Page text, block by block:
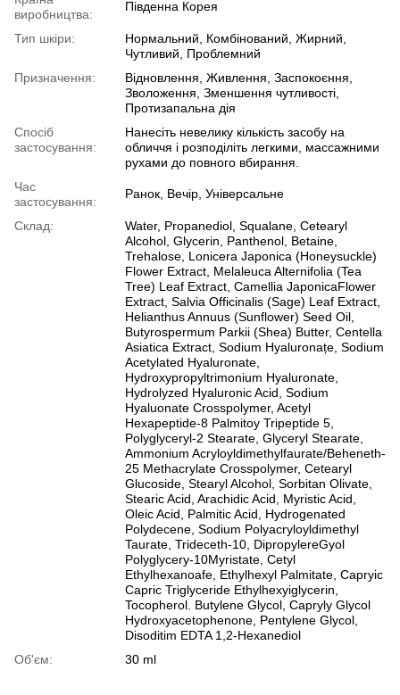
виробництва:
Південна Корея
Тип шкіри:
Нормальний, Комбінований, Жирний,
Чутливий, Проблемний
Призначення:
Відновлення, Живлення, Заспокоєння,
Зволоження, Зменшення чутливості,
Протизапальна дія
Спосіб
застосування:
Нанесіть невелику кількість засобу на
обличчя і розподіліть легкими, массажними
рухами до повного вбирання.
Час
застосування:
Ранок, Вечір, Універсальне
Склад:
Water, Propanediol, Squalane, Cetearyl
Alcohol, Glycerin, Panthenol, Betaine,
Trehalose, Lonicera Japonica (Honeysuckle)
Flower Extract, Melaleuca Alternifolia (Tea
Tree) Leaf Extract, Camellia JaponicaFlower
Extract, Salvia Officinalis (Sage) Leaf Extract,
Helianthus Annuus (Sunflower) Seed Oil,
Butyrospermum Parkii (Shea) Butter, Centella
Asiatica Extract, Sodium Hyaluronațe, Sodium
Acetylated Hyaluronate,
Hydroxypropyltrimonium Hyaluronate,
Hydrolyzed Hyaluronic Acid, Sodium
Hyaluonate Crosspolymer, Acetyl
Hexapeptide-8 Palmitoy Tripeptide 5,
Polyglyceryl-2 Stearate, Glyceryl Stearate,
Ammonium Acryloyldimethylfaurate/Beheneth-
25 Methacrylate Crosspolymer, Cetearyl
Glucoside, Stearyl Alcohol, Sorbitan Olivate,
Stearic Acid, Arachidic Acid, Myristic Acid,
Oleic Acid, Palmitic Acid, Hydrogenated
Polydecene, Sodium Polyacryloyldimethyl
Taurate, Trideceth-10, DipropylereGyol
Polyglycery-10Myristate, Cetyl
Ethylhexanoafe, Ethylhexyl Palmitate, Capryic
Capric Triglyceride Ethylhexyiglycerin,
Tocopherol. Butylene Glycol, Capryly Glycol
Hydroxyacetophenone, Pentylene Glycol,
Disoditim EDTA 1,2-Hexanediol
Об'єм:
30 ml